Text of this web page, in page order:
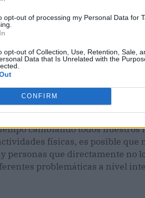
opt-out of processing my Personal Data for
opt-out of Collection, Use, Retention, Sale,
Data that Is Unrelated with the
CONFIRM
hora de fijar un
en nuestra vida. Por ello es
consigo el aumento de
como pueden ser la
general.
idónea
cambiando todos nuestros
físicas, es posible que
personas que directamente no
problemáticas a nivel